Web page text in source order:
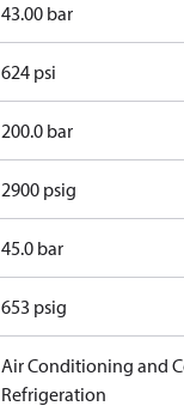
43.00 bar
624 psi
200.0 bar
2900 psig
45.0 bar
653 psig
Air Conditioning and
Refrigeration